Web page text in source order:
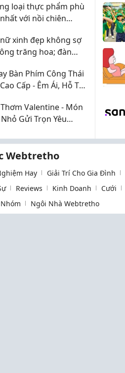
loại thực phẩm phù
với nồi chiên
xinh đẹp không sợ
trăng hoa; đàn
ngại phụ nữ thực tế
Bàn Phím Công Thái
Cấp - Êm Ái, Hỗ Trợ
Valentine - Món
Gửi Trọn Yêu
Webtretho
Hay Giải Trí Cho Gia Đình
Reviews Kinh Doanh Cưới
Ngôi Nhà Webtretho